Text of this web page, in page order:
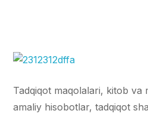
Tadqiqot maqolalari, kitob va
amaliy hisobotlar, tadqiqot